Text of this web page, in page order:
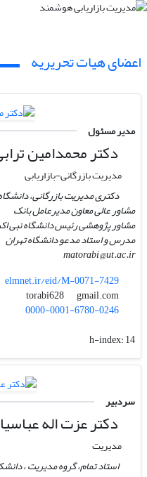
اعضای هیات تحریریه
مدیر مسئول
دکتر محمدامین
مدیریت بازرگانی-بازاریابی
دکتری مدیریت بازرگانی،
مشاور عالی معاون مدیرعامل بانک
مشاور پژوهشی رئیس دانشگاه نبی
مدرس و استاد مدعو دانشگاه تهران
matorabi@ut.ac.ir
elmnet.ir/eid/M-0071-7429
torabi628
gmail.com
0000-0001-6780-0246
h-index:14
سردبیر
دکتر عزت اله
مدیریت
استاد تمام، گروه مدیریت ،